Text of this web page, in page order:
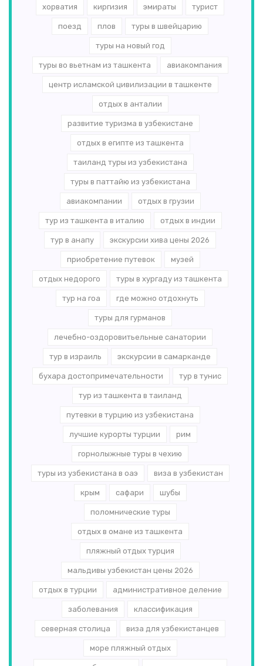
хорватия киргизия эмираты турист
поезд плов туры в швейцарию
туры на новый год
туры во вьетнам из ташкента авиакомпания
центр исламской цивилизации в ташкенте
отдых в анталии
развитие туризма в узбекистане
отдых в египте из ташкента
таиланд туры из узбекистана
туры в паттайю из узбекистана
авиакомпании отдых в грузии
тур из ташкента в италию отдых в индии
тур в анапу экскурсии хива цены 2026
приобретение путевок музей
отдых недорого туры в хургаду из ташкента
тур на гоа где можно отдохнуть
туры для гурманов
лечебно-оздоровитьельные санатории
тур в израиль экскурсии в самарканде
бухара достопримечательности тур в тунис
тур из ташкента в таиланд
путевки в турцию из узбекистана
лучшие курорты турции рим
горнолыжные туры в чехию
туры из узбекистана в оаэ виза в узбекистан
крым сафари шубы
поломнические туры
отдых в омане из ташкента
пляжный отдых турция
мальдивы узбекистан цены 2026
отдых в турции административное деление
заболевания классификация
северная столица виза для узбекистанцев
море пляжный отдых